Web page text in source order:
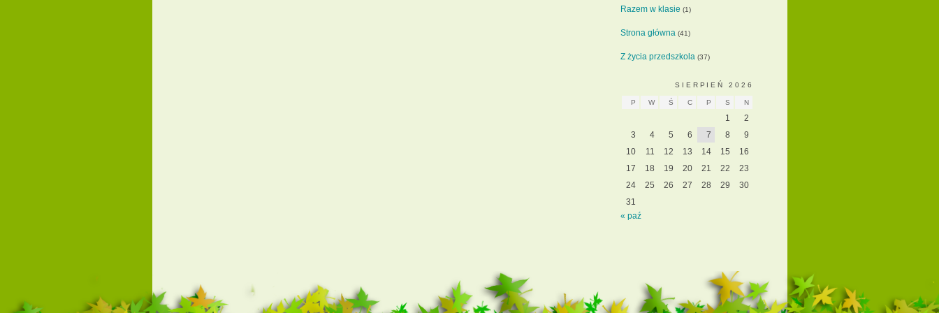
Razem w klasie (1)
Strona główna(41)
Z życia przedszkola(37)
SIERPIEŃ 2026
P W Ś C P S N
1
2
3
4 5 6 7 8
9
10
11 12 13 14 15
16
17
18 19 20 21 22
23
24
25 26 27 28 29
30
31
« paź